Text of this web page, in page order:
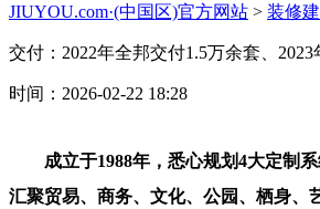
JIUYOU.com·(中国区)官方网站 > 装修
交付：2022年全邦交付1.5万余套、2023
时间：2026-02-22 18:28
成立于1988年，悉心规划4大定制系
汇聚贸易、商务、文化、公园、栖身、